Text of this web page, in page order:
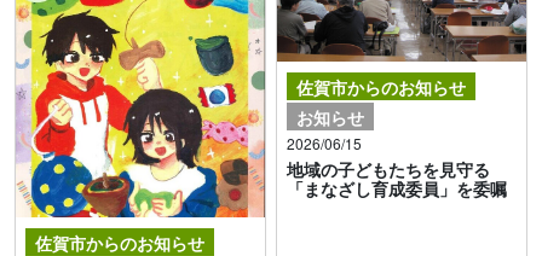
佐賀市からのお知らせ
佐賀市からのお知らせ
お知らせ
2026/06/15
地域の子どもたちを見守る
「まなざし育成委員」を委嘱